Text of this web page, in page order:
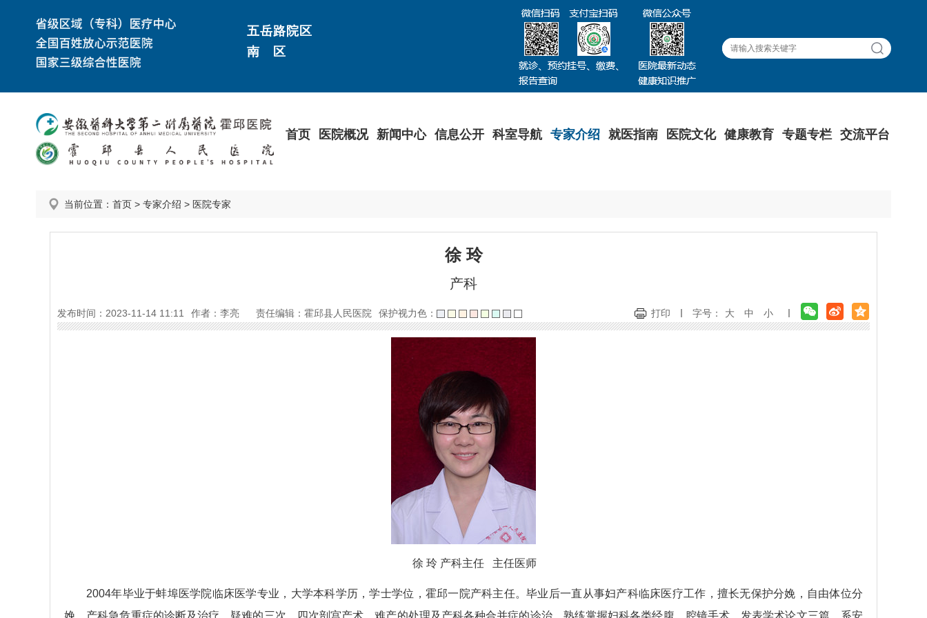
五岳路院区
南 区
首页 医院概况 新闻中心 信息公开 科室导航 专家介绍 就医指南 医院文化 健康教育 专题专栏 交流平台
当前位置： 首页 > 专家介绍 > 医院专家
徐 玲
产科
发布时间：2023-11-14 11:11 作者：李亮 责任编辑：霍邱县人民医院 保护视力色： 打印 字号： 大 中 小
徐 玲 产科主任 主任医师
2004年毕业于蚌埠医学院临床医学专业，大学本科学历，学士学位，霍邱一院产科主任。毕业后一直从事妇产科临床医疗工作，擅长无保护分娩，自由体位分
娩，产科急危重症的诊断及治疗，疑难的三次、四次剖宫产术，难产的处理及产科各种合并症的诊治，熟练掌握妇科各类经腹、腔镜手术。发表学术论文三篇，系安